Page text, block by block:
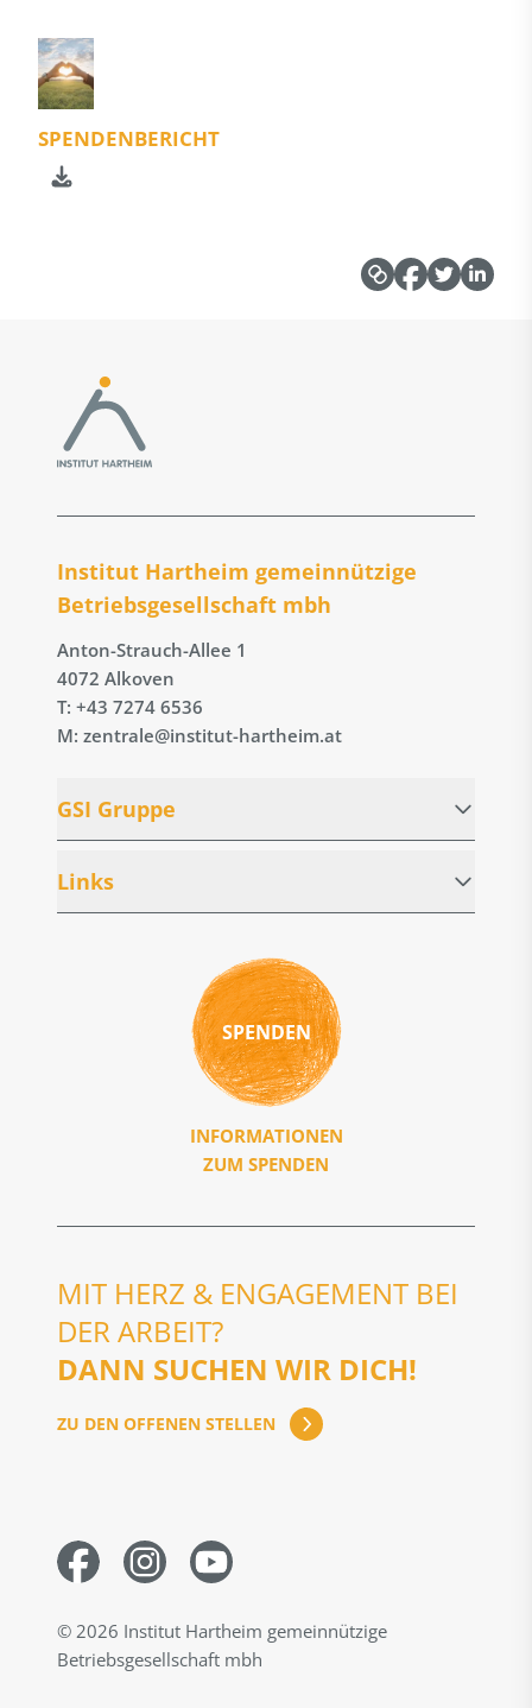
SPENDENBERICHT
Institut Hartheim gemeinnützige
Betriebs­gesellschaft mbh
Anton-Strauch-Allee 1
4072 Alkoven
T: +43 7274 6536
M: zentrale@institut-hartheim.at
GSI Gruppe
Links
SPENDEN
INFORMATIONEN
ZUM SPENDEN
MIT HERZ & ENGAGEMENT BEI
DER ARBEIT?
DANN SUCHEN WIR DICH!
ZU DEN OFFENEN STELLEN
©2026 Institut Hartheim gemeinnützige
Betriebsgesellschaft mbh